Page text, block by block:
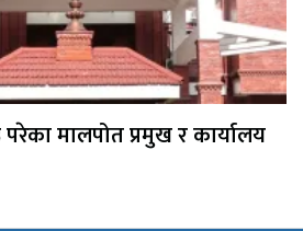
मालपोत प्रमुख र कार्यालय